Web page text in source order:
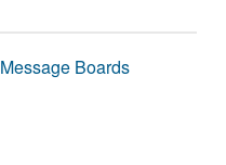
Message Boards